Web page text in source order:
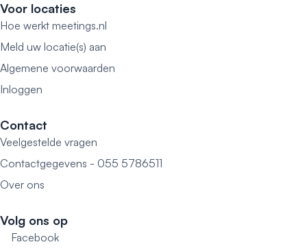
Voor locaties
Hoe werkt meetings.nl
Meld uw locatie(s) aan
Algemene voorwaarden
Inloggen
Contact
Veelgestelde vragen
Contactgegevens - 055 5786511
Over ons
Volg ons op
Facebook